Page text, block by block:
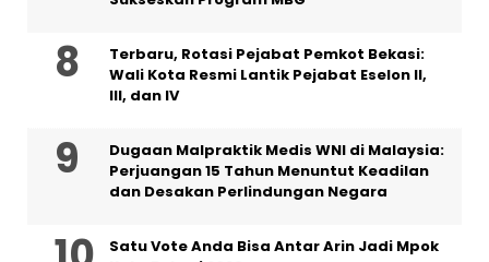
‎Terbaru, Rotasi Pejabat Pemkot Bekasi:
Wali Kota Resmi Lantik Pejabat Eselon II,
III, dan IV ‎
‎Dugaan Malpraktik Medis WNI di Malaysia:
Perjuangan 15 Tahun Menuntut Keadilan
dan Desakan Perlindungan Negara
Satu Vote Anda Bisa Antar Arin Jadi Mpok